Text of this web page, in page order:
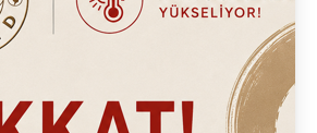
3,950.00